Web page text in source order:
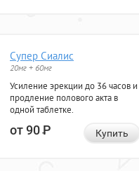
Супер Сиалис
20мг + 60мг
Усиление эрекции до 36 часов и
продление полового акта в
одной таблетке.
от 90Р Купить